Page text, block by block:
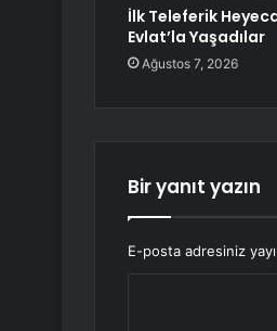
İlk Teleferik
Evlat’la Yaşadılar
Ağustos 7, 2026
Bir yanıt yazın
E-posta adresiniz